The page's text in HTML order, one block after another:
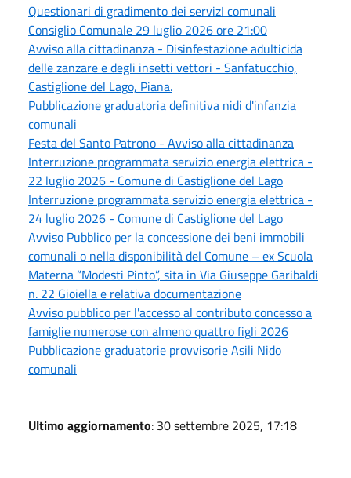
Questionari di gradimento dei servizI comunali
Consiglio Comunale 29 luglio 2026 ore 21:00
Avviso alla cittadinanza - Disinfestazione adulticida
delle zanzare e degli insetti vettori - Sanfatucchio,
Castiglione del Lago, Piana.
Pubblicazione graduatoria definitiva nidi d'infanzia
comunali
Festa del Santo Patrono - Avviso alla cittadinanza
Interruzione programmata servizio energia elettrica -
22 luglio 2026 - Comune di Castiglione del Lago
Interruzione programmata servizio energia elettrica -
24 luglio 2026 - Comune di Castiglione del Lago
Avviso Pubblico per la concessione dei beni immobili
comunali o nella disponibilità del Comune – ex Scuola
Materna “Modesti Pinto”, sita in Via Giuseppe Garibaldi
n. 22 Gioiella e relativa documentazione
Avviso pubblico per l'accesso al contributo concesso a
famiglie numerose con almeno quattro figli 2026
Pubblicazione graduatorie provvisorie Asili Nido
comunali
Ultimo aggiornamento: 30 settembre 2025, 17:18